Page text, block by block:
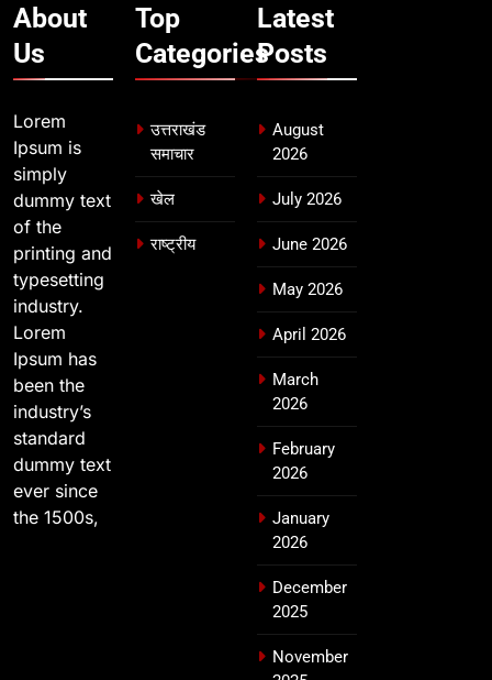
About
Us
Lorem
Ipsum is
simply
dummy text
of the
printing and
typesetting
industry.
Lorem
Ipsum has
been the
industry’s
standard
dummy text
ever since
the 1500s,
Top
Categories
उत्तराखंड
समाचार
खेल
राष्ट्रीय
Latest
Posts
August
2026
July 2026
June 2026
May 2026
April 2026
March
2026
February
2026
January
2026
December
2025
November